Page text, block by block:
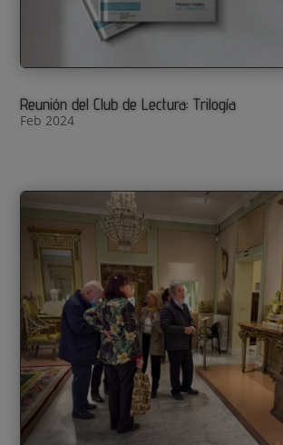
Reunión del Club de Lectura: Trilogía
Feb 2024